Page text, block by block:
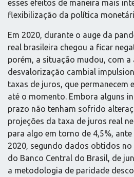
esses efeitos de maneira mais
flexibilização da política
Em 2020, durante o auge da
real brasileira chegou a ficar
porém, a situação mudou, com
desvalorização cambial
taxas de juros, que permanecem
até o momento. Embora alguns
prazo não tenham sofrido
projeções da taxa de juros real
para algo em torno de 4,5%,
2020, segundo dados obtidos
do Banco Central do Brasil, de
a metodologia de paridade